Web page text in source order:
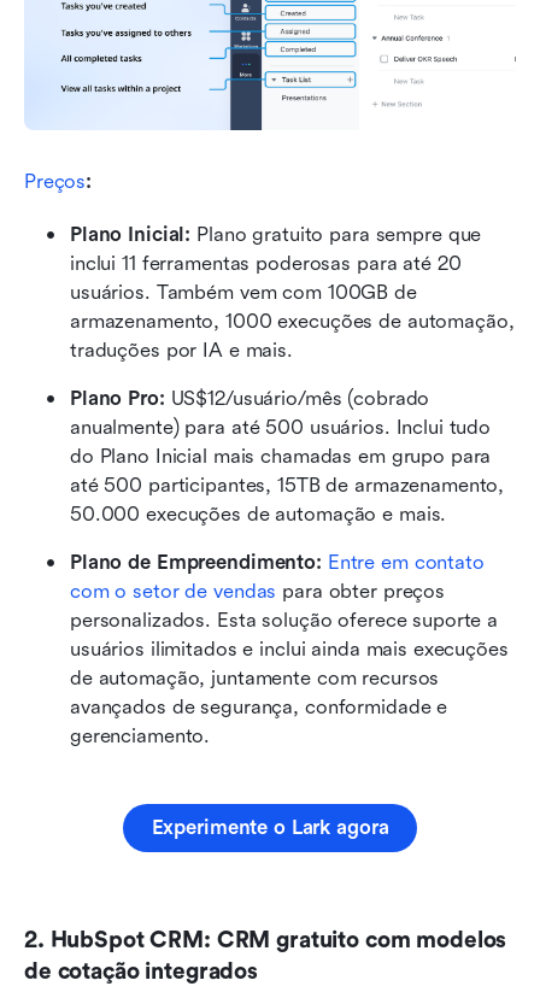
Preços:
Plano Inicial: Plano gratuito para sempre que
inclui 11 ferramentas poderosas para até 20
usuários. Também vem com 100GB de
armazenamento, 1000 execuções de automação,
traduções por IA e mais.
Plano Pro: US$12/usuário/mês (cobrado
anualmente) para até 500 usuários. Inclui tudo
do Plano Inicial mais chamadas em grupo para
até 500 participantes, 15TB de armazenamento,
50.000 execuções de automação e mais.
Plano de Empreendimento: Entre em contato
com o setor de vendas para obter preços
personalizados. Esta solução oferece suporte a
usuários ilimitados e inclui ainda mais execuções
de automação, juntamente com recursos
avançados de segurança, conformidade e
gerenciamento.
Experimente o Lark agora
2. HubSpot CRM: CRM gratuito com modelos
de cotação integrados